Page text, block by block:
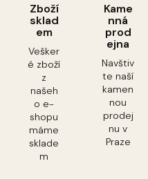
Zboží
sklad
em
Vešker
é zboží
z
našeh
o e-
shopu
máme
sklade
m
Kame
nná
prod
ejna
Navštiv
te naší
kamen
nou
prodej
nu v
Praze